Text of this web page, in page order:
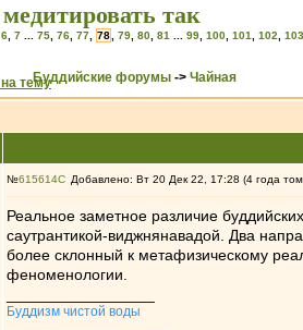
так
6 7 75 76 77 78 79 80 81 99 100 101 102 103
Буддийские форумы -> Чайная
№615614 Добавлено: Вт 20 Дек 22, 17:28 (4 года
Реальное заметное различие
саутрантикой-виджнянавадой. Два
более склонный к метафизическому
феноменологии.
Буддизм чистой воды